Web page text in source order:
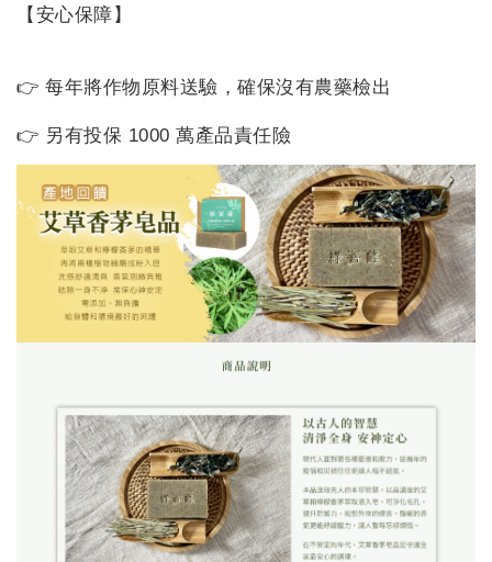
【安心保障】
👉 每年將作物原料送驗，確保沒有農藥檢出
👉 另有投保 1000 萬產品責任險